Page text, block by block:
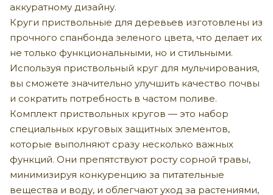
аккуратному дизайну.
Круги приствольные для деревьев изготовлены из
прочного спанбонда зеленого цвета, что делает их
не только функциональными, но и стильными.
Используя приствольный круг для мульчирования,
вы сможете значительно улучшить качество почвы
и сократить потребность в частом поливе.
Комплект приствольных кругов — это набор
специальных круговых защитных элементов,
которые выполняют сразу несколько важных
функций. Они препятствуют росту сорной травы,
минимизируя конкуренцию за питательные
вещества и воду, и облегчают уход за растениями,